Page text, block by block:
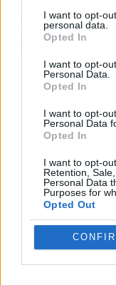
I want to opt-
personal data.
Opted In
I want to opt-
Personal Data.
Opted In
I want to opt-
Personal Data
Opted In
I want to opt-
Retention,
Personal Data
Purposes for
Opted Out
Artículo anterior
Paneles Solares
Desventajas y
de Expertos